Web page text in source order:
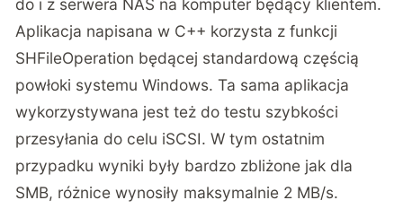
do i z serwera NAS na komputer będący klientem.
Aplikacja napisana w C++ korzysta z funkcji
SHFileOperation będącej standardową częścią
powłoki systemu Windows. Ta sama aplikacja
wykorzystywana jest też do testu szybkości
przesyłania do celu iSCSI. W tym ostatnim
przypadku wyniki były bardzo zbliżone jak dla
SMB, różnice wynosiły maksymalnie 2 MB/s.